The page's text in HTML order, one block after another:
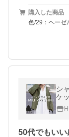
購入した商品
色/29：ヘーゼ
シ
ケ
長
50代でもいい